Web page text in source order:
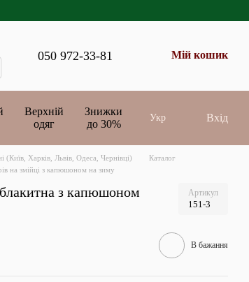
050 972-33-81 Мій кошик
Верхній
одяг
Знижки
до 30%
Укр Вхід
(Київ, Харків, Львів, Одеса, Чернівці)
Каталог
на змійці з капюшоном на зиму
з капюшоном Артикул
151-3
В бажання